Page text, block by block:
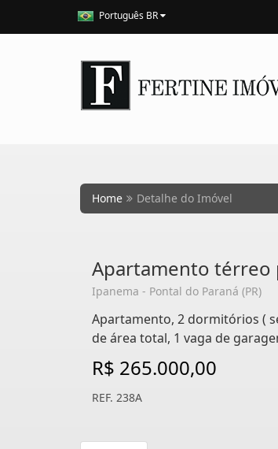
Português BR
Home Detalhe do Imóvel
Apartamento térreo
Ipanema - Pontal do Paraná (PR)
Apartamento, 2 dormitórios (
de área total, 1 vaga de
R$ 265.000,00
REF. 238A